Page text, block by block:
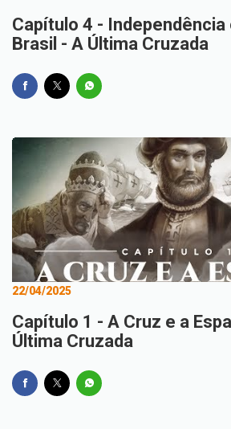
Capítulo 4 - Independência
Brasil - A Última Cruzada
22/04/2025
Capítulo 1 - A Cruz e a
Última Cruzada